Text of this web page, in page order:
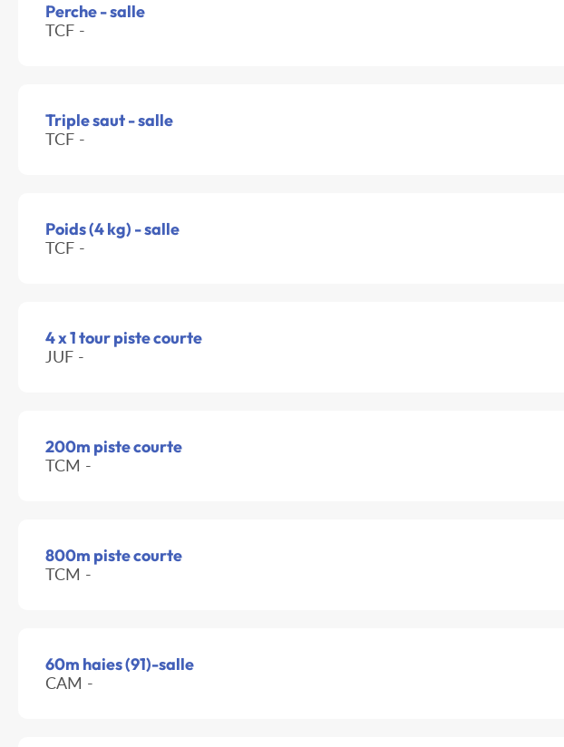
Perche - salle
TCF -
Triple saut - salle
TCF -
Poids (4 kg) - salle
TCF -
4 x 1 tour piste courte
JUF -
200m piste courte
TCM -
800m piste courte
TCM -
60m haies (91)-salle
CAM -